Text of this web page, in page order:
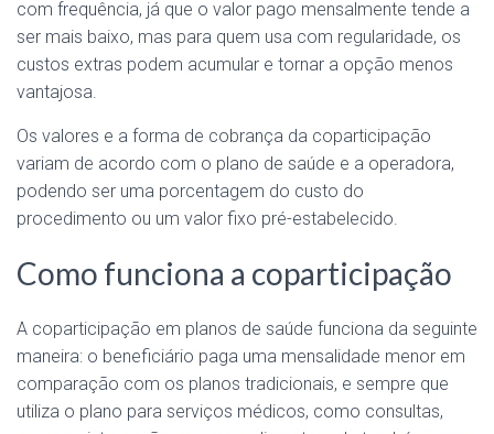
com frequência, já que o valor pago mensalmente tende a
ser mais baixo, mas para quem usa com regularidade, os
custos extras podem acumular e tornar a opção menos
vantajosa.
Os valores e a forma de cobrança da coparticipação
variam de acordo com o plano de saúde e a operadora,
podendo ser uma porcentagem do custo do
procedimento ou um valor fixo pré-estabelecido.
Como funciona a coparticipação
A coparticipação em planos de saúde funciona da seguinte
maneira: o beneficiário paga uma mensalidade menor em
comparação com os planos tradicionais, e sempre que
utiliza o plano para serviços médicos, como consultas,